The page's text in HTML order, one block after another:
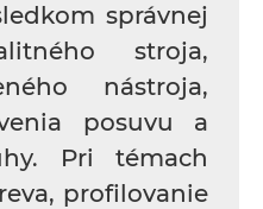
správnej
stroja,
nástroja,
posuvu a
Pri témach
profilovanie